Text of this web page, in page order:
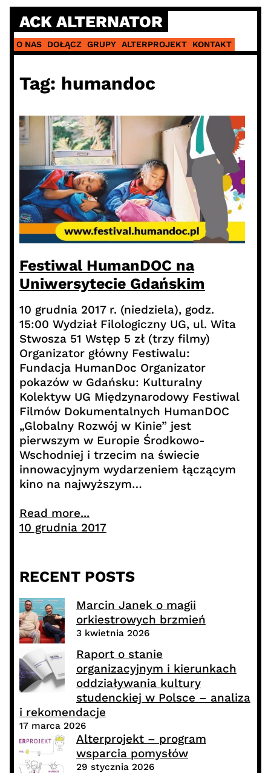
Skip
content
ACK ALTERNATOR
O NAS DOŁĄCZ GRUPY ALTERPROJEKT KONTAKT
Tag: humandoc
Festiwal HumanDOC na
Uniwersytecie Gdańskim
10 grudnia 2017 r. (niedziela), godz.
15:00 Wydział Filologiczny UG, ul. Wita
Stwosza 51 Wstęp 5 zł (trzy filmy)
Organizator główny Festiwalu:
Fundacja HumanDoc Organizator
pokazów w Gdańsku: Kulturalny
Kolektyw UG Międzynarodowy Festiwal
Filmów Dokumentalnych HumanDOC
„Globalny Rozwój w Kinie” jest
pierwszym w Europie Środkowo-
Wschodniej i trzecim na świecie
innowacyjnym wydarzeniem łączącym
kino na najwyższym…
Read more...
10 grudnia 2017
RECENT POSTS
Marcin Janek o magii
orkiestrowych brzmień
3 kwietnia 2026
Raport o stanie
organizacyjnym i kierunkach
oddziaływania kultury
studenckiej w Polsce – analiza
i rekomendacje
17 marca 2026
Alterprojekt – program
wsparcia pomysłów
29 stycznia 2026